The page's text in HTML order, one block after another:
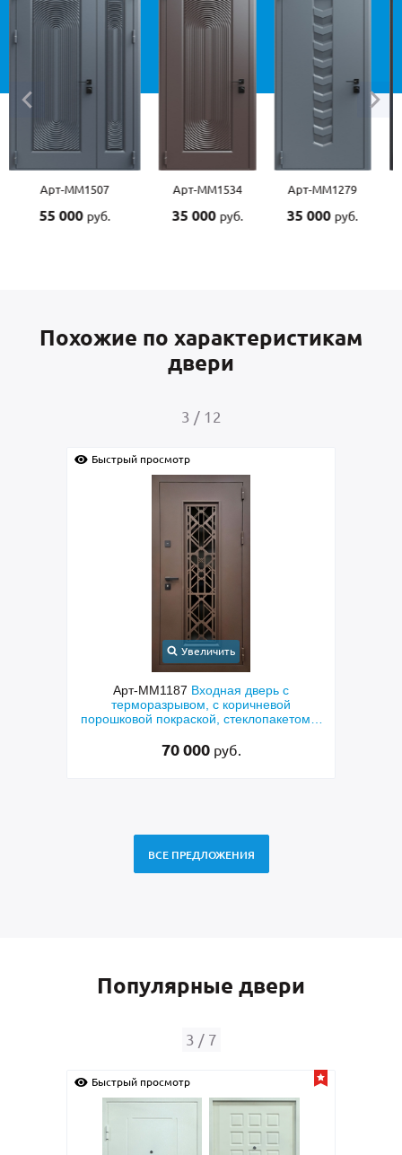
Арт-ММ1534
35 000
Арт-ММ1279
35 000руб.
Арт-ММ1570
45 000
Похожие по характеристикам
двери
4 / 12
стеклопакетом и
Быстрый просмотр
Арт-ММ1384Входная дверь с
металлофиленкой, бугельной ручкой
порошковым напылением RAL 7021
ВСЕ ПРЕДЛОЖЕНИЯ
Популярные двери
4 / 7
Быстрый просмотр